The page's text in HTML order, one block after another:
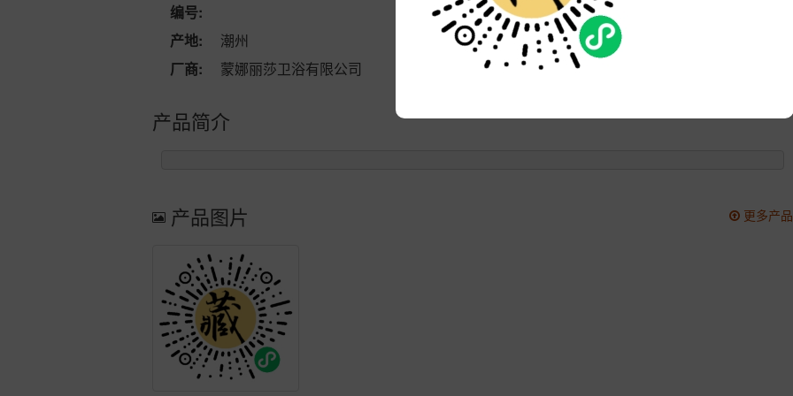
编号:
品牌:
产地:
潮州 次数:
7769
厂商:
蒙娜丽莎卫浴有限公司 更新: 2022-10-20 11:12:12
产品简介
更多产品
产品图片